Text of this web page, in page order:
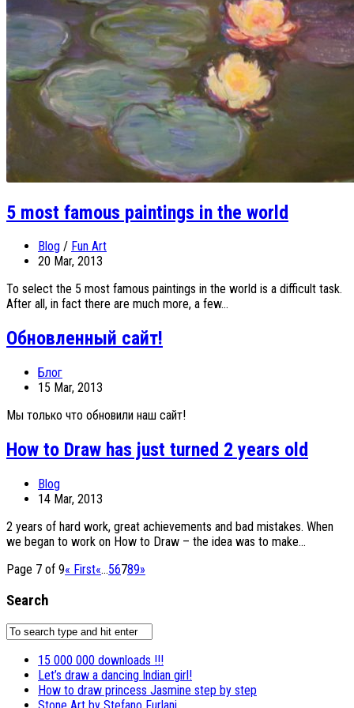
5 most famous paintings in the world
Blog / Fun Art
20 Mar, 2013
To select the 5 most famous paintings in the world is a difficult task.
After all, in fact there are much more, a few...
Обновленный сайт!
Блог
15 Mar, 2013
Мы только что обновили наш сайт!
How to Draw has just turned 2 years old
Blog
14 Mar, 2013
2 years of hard work, great achievements and bad mistakes. When
we began to work on How to Draw – the idea was to make...
Page 7 of 9« First«...56789»
Search
15 000 000 downloads !!!
Let’s draw a dancing Indian girl!
How to draw princess Jasmine step by step